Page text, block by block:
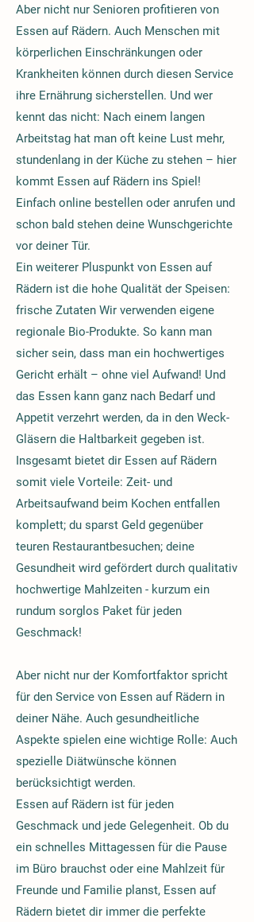
Aber nicht nur Senioren profitieren von
Essen auf Rädern. Auch Menschen mit
körperlichen Einschränkungen oder
Krankheiten können durch diesen Service
ihre Ernährung sicherstellen. Und wer
kennt das nicht: Nach einem langen
Arbeitstag hat man oft keine Lust mehr,
stundenlang in der Küche zu stehen – hier
kommt Essen auf Rädern ins Spiel!
Einfach online bestellen oder anrufen und
schon bald stehen deine Wunschgerichte
vor deiner Tür.
Ein weiterer Pluspunkt von Essen auf
Rädern ist die hohe Qualität der Speisen:
frische Zutaten Wir verwenden eigene
regionale Bio-Produkte. So kann man
sicher sein, dass man ein hochwertiges
Gericht erhält – ohne viel Aufwand! Und
das Essen kann ganz nach Bedarf und
Appetit verzehrt werden, da in den Weck-
Gläsern die Haltbarkeit gegeben ist.
Insgesamt bietet dir Essen auf Rädern
somit viele Vorteile: Zeit- und
Arbeitsaufwand beim Kochen entfallen
komplett; du sparst Geld gegenüber
teuren Restaurantbesuchen; deine
Gesundheit wird gefördert durch qualitativ
hochwertige Mahlzeiten - kurzum ein
rundum sorglos Paket für jeden
Geschmack!
Aber nicht nur der Komfortfaktor spricht
für den Service von Essen auf Rädern in
deiner Nähe. Auch gesundheitliche
Aspekte spielen eine wichtige Rolle: Auch
spezielle Diätwünsche können
berücksichtigt werden.
Essen auf Rädern ist für jeden
Geschmack und jede Gelegenheit. Ob du
ein schnelles Mittagessen für die Pause
im Büro brauchst oder eine Mahlzeit für
Freunde und Familie planst, Essen auf
Rädern bietet dir immer die perfekte